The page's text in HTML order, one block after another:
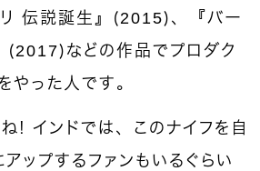
伝説誕生』（2015）、『バー
2017）などの作品でプロダク
やった人です。
インドでは、このナイフを自
ップするファンもいるぐらい